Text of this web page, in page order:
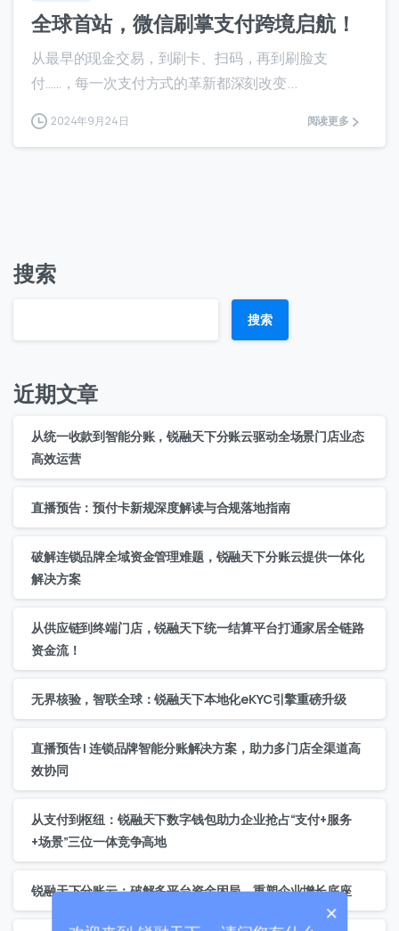
全球首站，微信刷掌支付跨境启航！
从最早的现金交易，到刷卡、扫码，再到刷脸支
付……，每一次支付方式的革新都深刻改变...
2024年9月24日 阅读更多
搜索
搜索
近期文章
从统一收款到智能分账，锐融天下分账云驱动全场景门店业态
高效运营
直播预告：预付卡新规深度解读与合规落地指南
破解连锁品牌全域资金管理难题，锐融天下分账云提供一体化
解决方案
从供应链到终端门店，锐融天下统一结算平台打通家居全链路
资金流！
无界核验，智联全球：锐融天下本地化eKYC引擎重磅升级
直播预告 | 连锁品牌智能分账解决方案，助力多门店全渠道高
效协同
从支付到枢纽：锐融天下数字钱包助力企业抢占“支付+服务
+场景”三位一体竞争高地
锐融天下分账云：破解多平台资金困局，重塑企业增长底座
联系我们
我们的团队会尽快回复。
China
+86
0 / 20
×